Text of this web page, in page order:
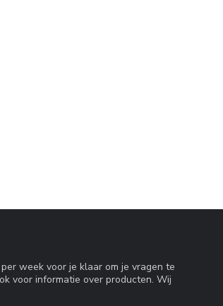
week voor je klaar om je vragen te
voor informatie over producten. Wij